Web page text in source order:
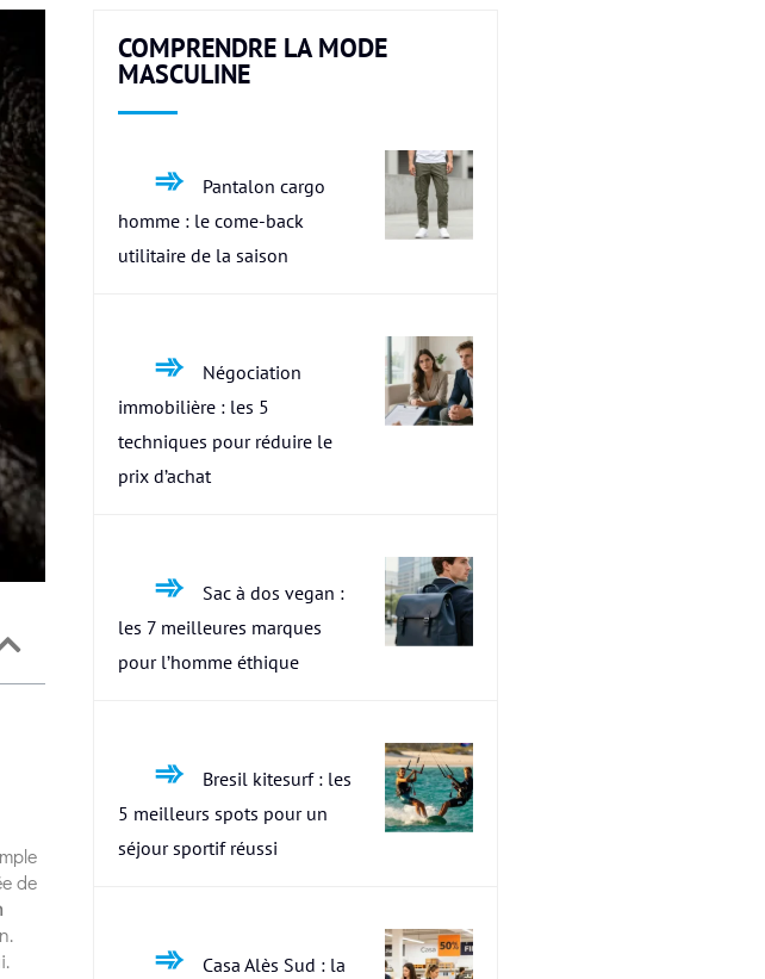
de
COMPRENDRE LA MODE
MASCULINE
Pantalon cargo
homme : le come-back
utilitaire de la saison
Négociation
immobilière : les 5
techniques pour réduire le
prix d’achat
Sac à dos vegan :
les 7 meilleures marques
pour l’homme éthique
Bresil kitesurf : les
5 meilleurs spots pour un
séjour sportif réussi
Casa Alès Sud : la